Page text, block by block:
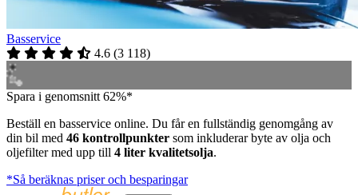
Basservice
4.6 (3 118)
Spara i genomsnitt 62%*
Beställ en basservice online. Du får en fullständig genomgång av
din bil med 46 kontrollpunkter som inkluderar byte av olja och
oljefilter med upp till 4 liter kvalitetsolja.
*Så beräknas priser och besparingar